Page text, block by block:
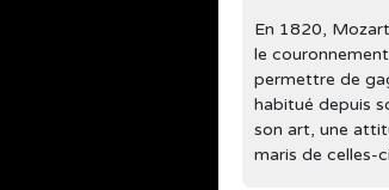
En 1820,
le
permettre de
habitué depuis
son art, une
maris de celles-